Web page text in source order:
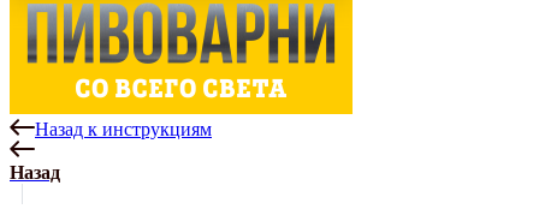
Назад к инструкциям
Назад